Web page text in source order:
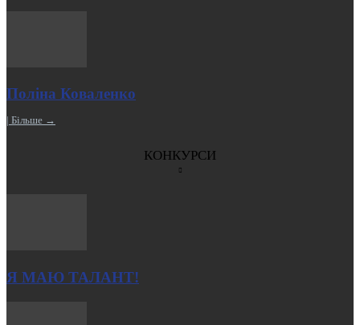
Поліна Коваленко
| Більше →
КОНКУРСИ
Я МАЮ ТАЛАНТ!